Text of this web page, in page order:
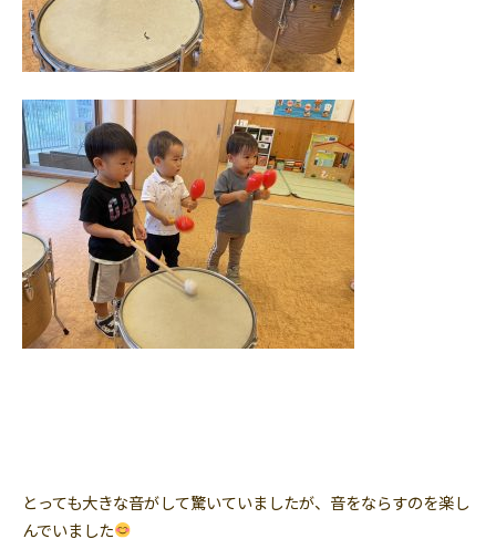
とっても大きな音がして驚いていましたが、音をならすのを楽し
んでいました